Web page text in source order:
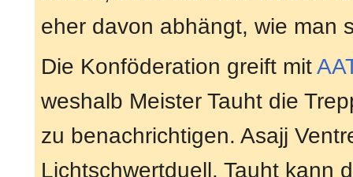
eher davon abhängt, wie man
Die Konföderation greift mit
weshalb Meister Tauht die
zu benachrichtigen. Asajj
Lichtschwertduell. Tauht kann